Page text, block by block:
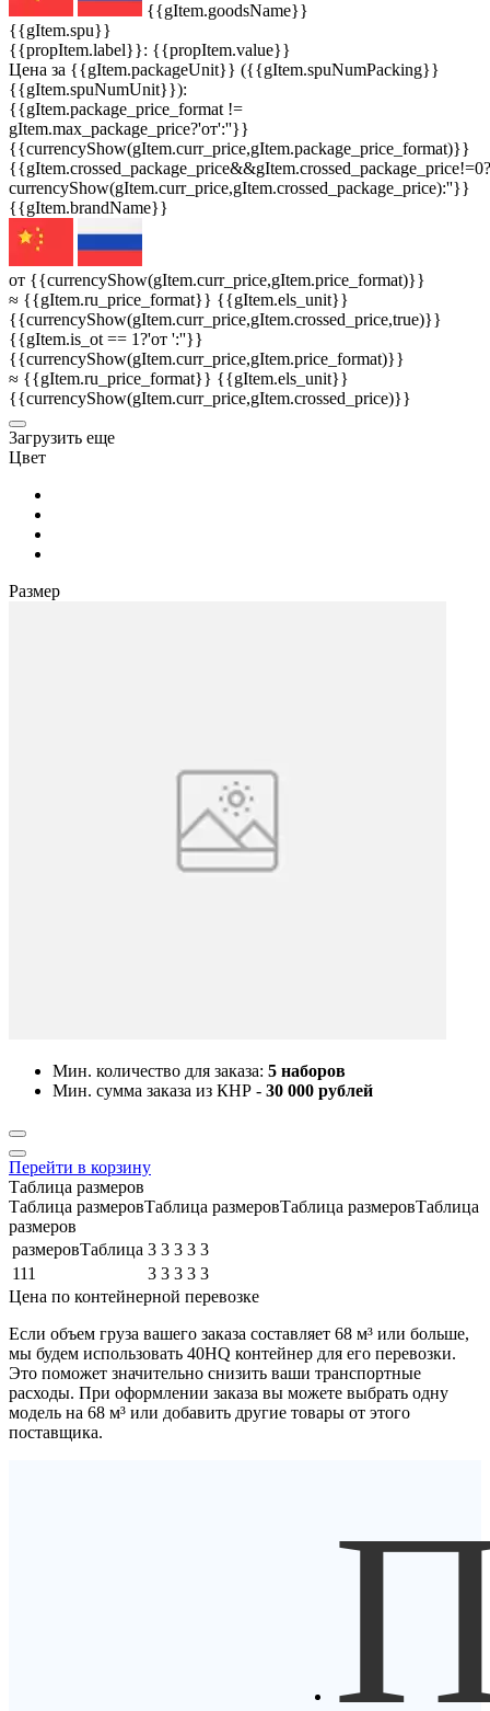
{{gItem.goodsName}}
{{gItem.spu}}
{{propItem.label}}: {{propItem.value}}
Цена за {{gItem.packageUnit}} ({{gItem.spuNumPacking}}
{{gItem.spuNumUnit}}):
{{gItem.package_price_format !=
gItem.max_package_price?'от':''}}
{{currencyShow(gItem.curr_price,gItem.package_price_format)}}
{{gItem.crossed_package_price&&gItem.crossed_package_price!=0?
currencyShow(gItem.curr_price,gItem.crossed_package_price):''}}
{{gItem.brandName}}
от {{currencyShow(gItem.curr_price,gItem.price_format)}}
≈ {{gItem.ru_price_format}} {{gItem.els_unit}}
{{currencyShow(gItem.curr_price,gItem.crossed_price,true)}}
{{gItem.is_ot == 1?'от ':''}}
{{currencyShow(gItem.curr_price,gItem.price_format)}}
≈ {{gItem.ru_price_format}} {{gItem.els_unit}}
{{currencyShow(gItem.curr_price,gItem.crossed_price)}}
3агрузить еще
Цвет
Размер
Мин. количество для заказа: 5 наборов
Мин. сумма заказа из КНР - 30 000 рублей
Перейти в корзину
Таблица размеров
Таблица размеровТаблица размеровТаблица размеровТаблица
размеров
размеровТаблица 3 3 3 3 3
111
3 3 3 3 3
Цена по контейнерной перевозке
Если объем груза вашего заказа составляет 68 м³ или больше,
мы будем использовать 40HQ контейнер для его перевозки.
Это поможет значительно снизить ваши транспортные
расходы. При оформлении заказа вы можете выбрать одну
модель на 68 м³ или добавить другие товары от этого
поставщика.